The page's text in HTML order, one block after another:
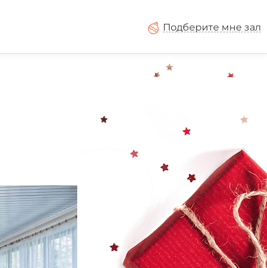
Подберите мне зал